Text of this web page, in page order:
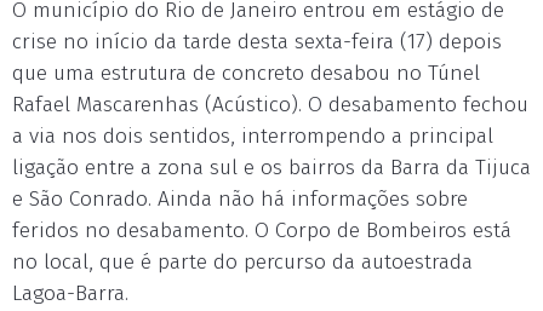
O município do Rio de Janeiro entrou em estágio de
crise no início da tarde desta sexta-feira (17) depois
que uma estrutura de concreto desabou no Túnel
Rafael Mascarenhas (Acústico). O desabamento fechou
a via nos dois sentidos, interrompendo a principal
ligação entre a zona sul e os bairros da Barra da Tijuca
e São Conrado. Ainda não há informações sobre
feridos no desabamento. O Corpo de Bombeiros está
no local, que é parte do percurso da autoestrada
Lagoa-Barra.